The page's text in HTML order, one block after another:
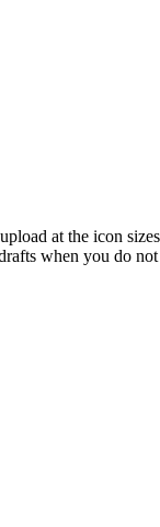
at the icon
when you do